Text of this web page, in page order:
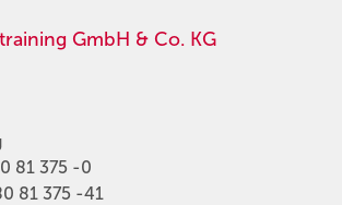
GmbH & Co. KG
81 375 -0
81 375 -41